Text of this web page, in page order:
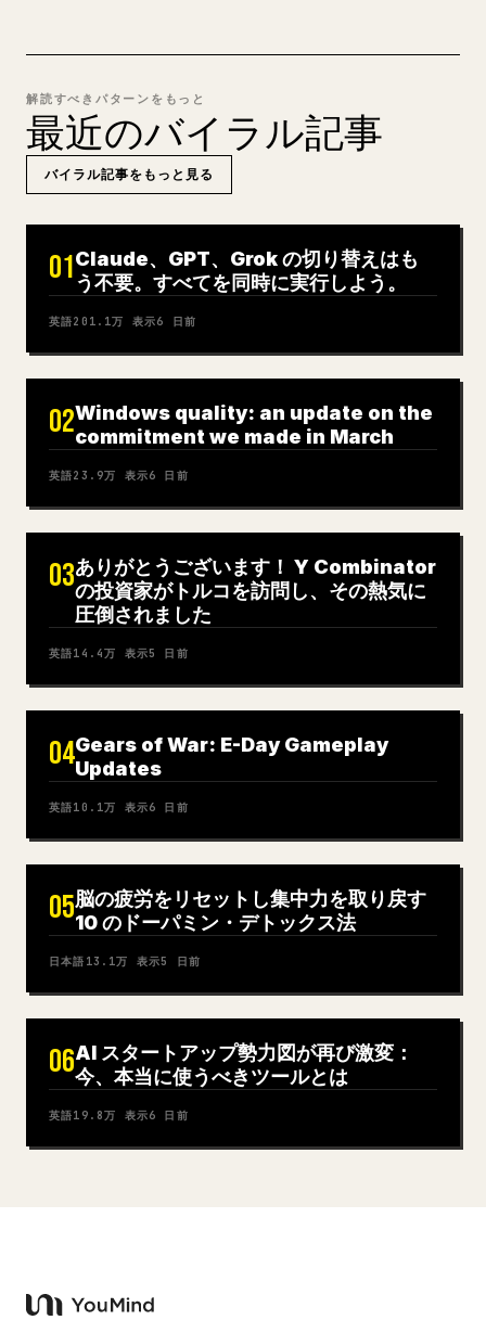
解読すべきパターンをもっと
最近のバイラル記事
バイラル記事をもっと見る
01Claude、GPT、Grok の切り替えはも
う不要。すべてを同時に実行しよう。
英語201.1万 表示6 日前
02Windows quality: an update on the
commitment we made in March
英語23.9万 表示6 日前
03ありがとうございます！ Y Combinator
の投資家がトルコを訪問し、その熱気に
圧倒されました
英語14.4万 表示5 日前
04Gears of War: E-Day Gameplay
Updates
英語10.1万 表示6 日前
05脳の疲労をリセットし集中力を取り戻す
10 のドーパミン・デトックス法
日本語 13.1万 表示5 日前
06AI スタートアップ勢力図が再び激変：
今、本当に使うべきツールとは
英語19.8万 表示6 日前